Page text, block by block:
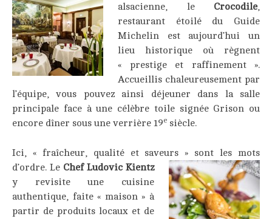
alsacienne, le Crocodile,
restaurant étoilé du Guide
Michelin est aujourd’hui un
lieu historique où règnent
« prestige et raffinement ».
Accueillis chaleureusement par
l’équipe, vous pouvez ainsi déjeuner dans la salle
principale face à une célèbre toile signée Grison ou
encore dîner sous une verrière 19e siècle.
Ici, « fraîcheur, qualité et saveurs » sont les mots
d’ordre. Le ChefLudovic Kientz
y revisite une cuisine
authentique, faite « maison » à
partir de produits locaux et de